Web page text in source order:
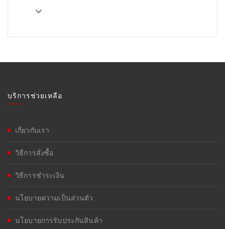
บริการช่วยเหลือ
เกี่ยวกับเรา
วิธีการสั่งซื้อ
วิธีการชำระเงิน
นโยบายความเป็นส่วนตัว
นโยบายการรับประกันสินค้า